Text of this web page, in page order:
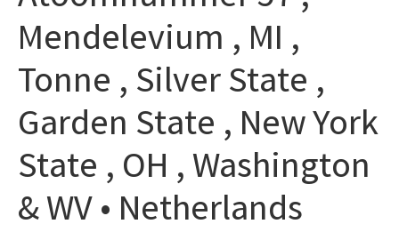
Mendelevium , MI ,
Tonne , Silver State ,
Garden State , New York
State , OH , Washington
& WV • Netherlands